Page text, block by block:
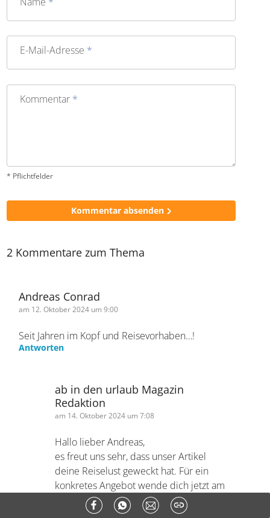
E-Mail-Adresse *
Kommentar *
* Pflichtfelder
Kommentar absenden
2 Kommentare zum Thema
Andreas Conrad
am 12. Oktober 2024 um 9:00
Seit Jahren im Kopf und Reisevorhaben…!
Antworten
ab in den urlaub Magazin
Redaktion
am 14. Oktober 2024 um 7:08
Hallo lieber Andreas,
es freut uns sehr, dass unser Artikel
deine Reiselust geweckt hat. Für ein
konkretes Angebot wende dich jetzt am
besten bitte einfach an unsere
Servicemitarbeiter. Du kannst sie unter